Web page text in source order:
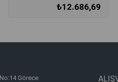
₺12.686,69
Görece